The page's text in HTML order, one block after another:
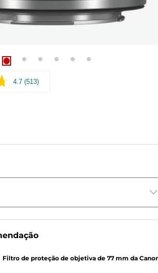
4.7 Leu
(513)
Filtro de proteção de objetiva de 77 mm da